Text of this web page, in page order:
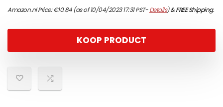
Amazon.nl Price:€10.84(as of 10/04/2023 17:31 PST-Details)&FREE Shipping.
KOOP PRODUCT